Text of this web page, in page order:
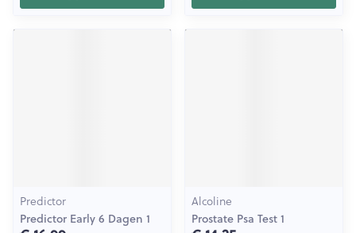
Predictor
Predictor Early 6 Dagen 1
Alcoline
Prostate Psa Test 1